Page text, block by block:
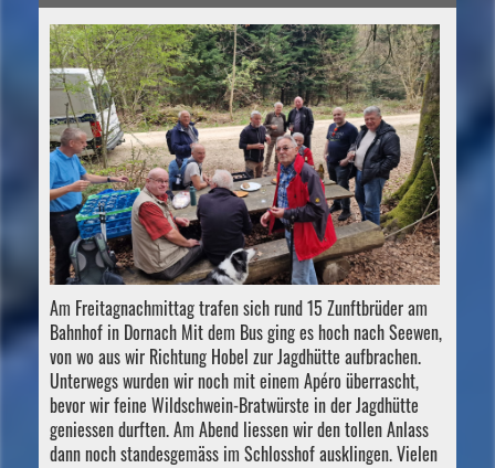
Am Freitagnachmittag trafen sich rund 15 Zunftbrüder am
Bahnhof in Dornach Mit dem Bus ging es hoch nach Seewen,
von wo aus wir Richtung Hobel zur Jagdhütte aufbrachen.
Unterwegs wurden wir noch mit einem Apéro überrascht,
bevor wir feine Wildschwein-Bratwürste in der Jagdhütte
geniessen durften. Am Abend liessen wir den tollen Anlass
dann noch standesgemäss im Schlosshof ausklingen. Vielen